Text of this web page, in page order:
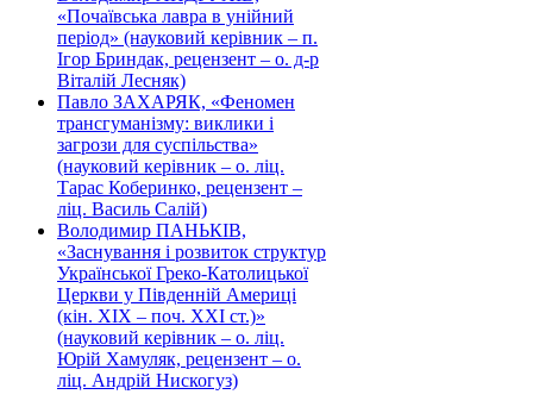
«Почаївська лавра в унійний
період» (науковий керівник – п.
Ігор Бриндак, рецензент – о. д-р
Віталій Лесняк)
Павло ЗАХАРЯК, «Феномен
трансгуманізму: виклики і
загрози для суспільства»
(науковий керівник – о. ліц.
Тарас Коберинко, рецензент –
ліц. Василь Салій)
Володимир ПАНЬКІВ,
«Заснування і розвиток структур
Української Греко-Католицької
Церкви у Південній Америці
(кін. ХІХ – поч. ХХІ ст.)»
(науковий керівник – о. ліц.
Юрій Хамуляк, рецензент – о.
ліц. Андрій Нискогуз)